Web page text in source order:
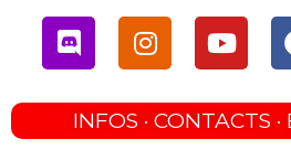
DiscordInstagram
INFOS · CONTACTS